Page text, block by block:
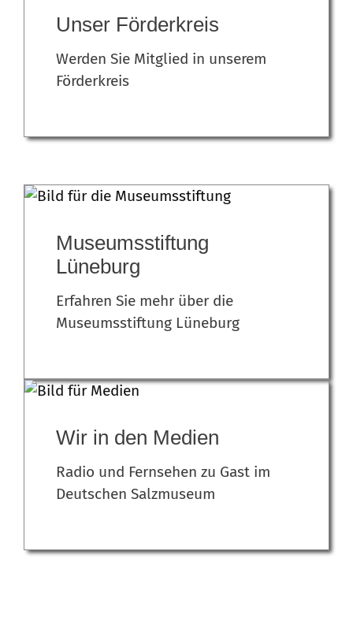
Unser Förderkreis
Werden Sie Mitglied in unserem
Förderkreis
Museumsstiftung
Lüneburg
Erfahren Sie mehr über die
Museumsstiftung Lüneburg
Wir in den Medien
Radio und Fernsehen zu Gast im
Deutschen Salzmuseum